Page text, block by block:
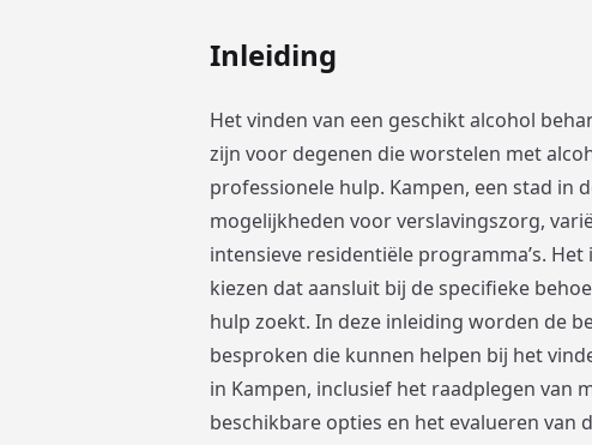
Inleiding
Het vinden van een geschikt alcohol
zijn voor degenen die worstelen met
professionele hulp. Kampen, een stad in
mogelijkheden voor verslavingszorg,
intensieve residentiële programma’s.
kiezen dat aansluit bij de specifieke
hulp zoekt. In deze inleiding worden de
besproken die kunnen helpen bij het
in Kampen, inclusief het raadplegen van
beschikbare opties en het evalueren van